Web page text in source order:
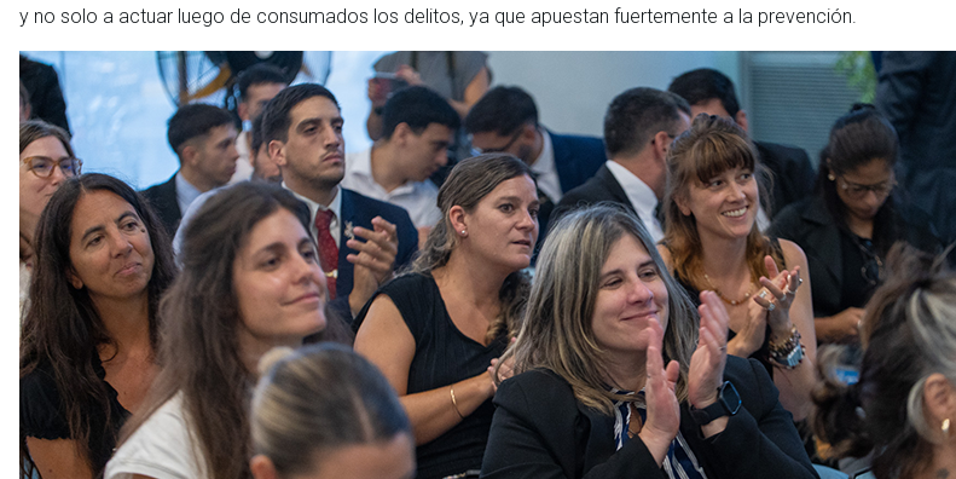
y no solo a actuar luego de consumados los delitos, ya que apuestan fuertemente a la prevención.